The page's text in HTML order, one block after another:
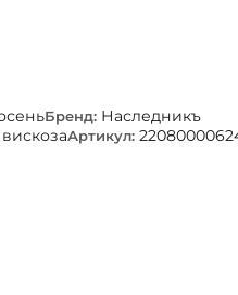
Бренд: Наследникъ
Артикул: